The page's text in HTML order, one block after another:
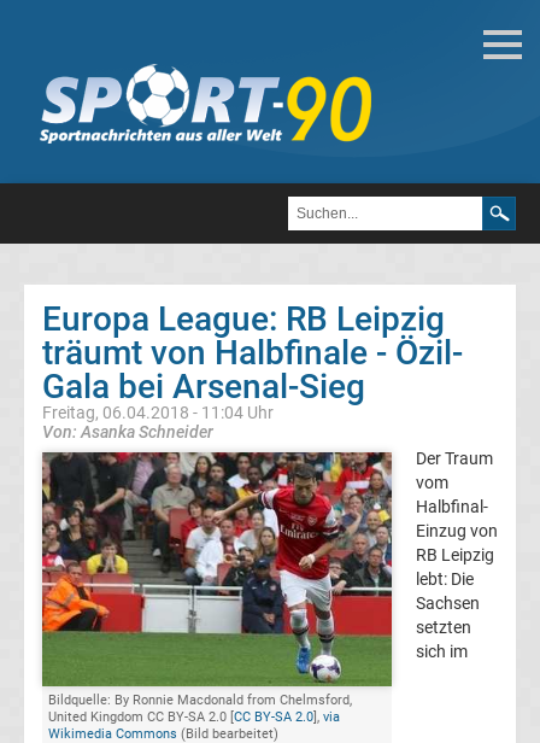
Fußball
Bundesliga
3.
Liga
DFB-
Pokal
Champions
League
Europa
Europa League: RB Leipzig
träumt von Halbfinale - Özil-
Gala bei Arsenal-Sieg
Freitag, 06.04.2018 - 11:04 Uhr
Von: Asanka Schneider
Bildquelle: By Ronnie Macdonald from Chelmsford,
United Kingdom CC BY-SA 2.0 [CC BY-SA 2.0], via
Wikimedia Commons (Bild bearbeitet)
Der Traum
vom
Halbfinal-
Einzug von
RB Leipzig
lebt: Die
Sachsen
setzten
sich im